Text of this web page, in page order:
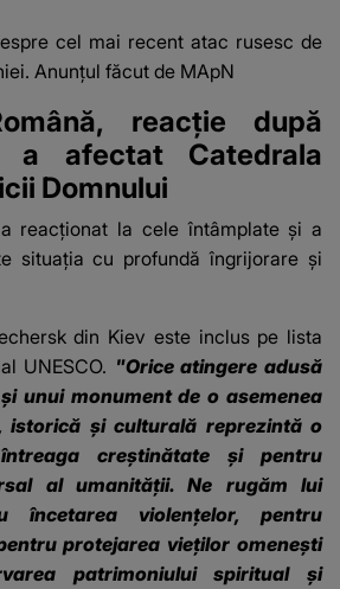
fanilorcel mai recent atac rusesc de
Anunțul făcut de MApN
reacție după
a afectat Catedrala
Domnului
reacționat la cele întâmplate și a
situația cu profundă îngrijorare și
din Kiev este inclus pe lista
UNESCO. "Orice atingere adusă
unui monument de o asemenea
istorică şi culturală reprezintă o
creştinătate şi pentru
al umanităţii. Ne rugăm lui
încetarea violenţelor, pentru
protejarea vieţilor omeneşti
patrimoniului spiritual şi